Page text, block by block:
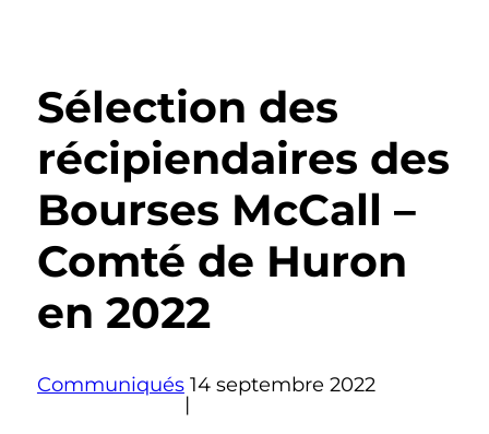
Sélection des
récipiendaires des
Bourses McCall –
Comté de Huron
en 2022
Communiqués
|
14 septembre 2022